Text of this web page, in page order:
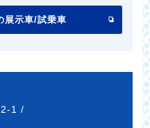
展示車/試乗車
1 /